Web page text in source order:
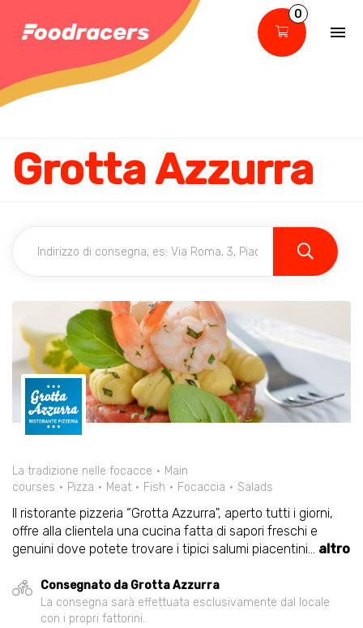
0
Grotta Azzurra
La tradizione nelle focacce
Main
courses
Pizza Meat Fish Focaccia Salads
Il ristorante pizzeria “Grotta Azzurra", aperto tutti i giorni,
offre alla clientela una cucina fatta di sapori freschi e
genuini dove potete trovare i tipici salumi piacentini... altro
Consegnato da Grotta Azzurra
La consegna sarà effettuata esclusivamente dal locale
con i propri fattorini.